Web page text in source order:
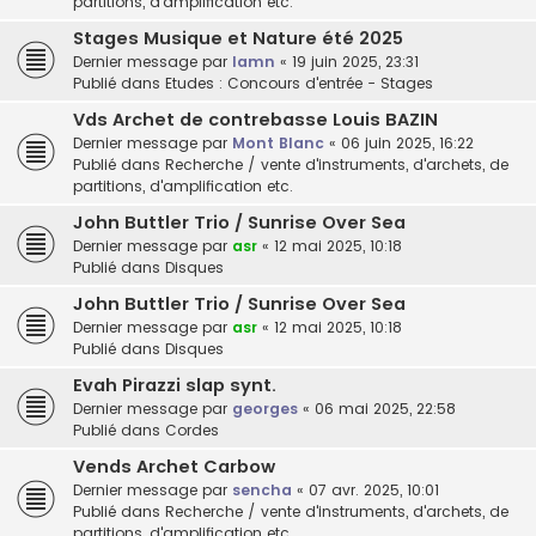
Stages Musique et Nature été 2025
Dernier message par lamn « 19 juin 2025, 23:31
Publié dans Etudes : Concours d'entrée - Stages
Vds Archet de contrebasse Louis BAZIN
Dernier message par Mont Blanc « 06 juin 2025, 16:22
Publié dans Recherche / vente d'instruments, d'archets, de
partitions, d'amplification etc.
John Buttler Trio / Sunrise Over Sea
Dernier message par asr « 12 mai 2025, 10:18
Publié dans Disques
John Buttler Trio / Sunrise Over Sea
Dernier message par asr « 12 mai 2025, 10:18
Publié dans Disques
Evah Pirazzi slap synt.
Dernier message par georges « 06 mai 2025, 22:58
Publié dans Cordes
Vends Archet Carbow
Dernier message par sencha « 07 avr. 2025, 10:01
Publié dans Recherche / vente d'instruments, d'archets, de